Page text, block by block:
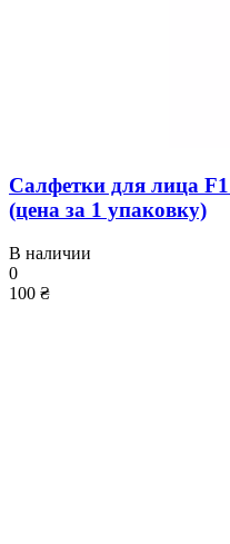
Салфетки для лица
(цена за 1 упаковку)
В наличии
0
100 ₴